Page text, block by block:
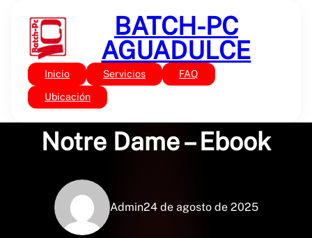
contenido
BATCH-PC
AGUADULCE
Inicio Servicios FAQ
Ubicación
Sin categoría
Der Glöckner Von
Notre Dame – Ebook
Admin24 de agosto de 2025